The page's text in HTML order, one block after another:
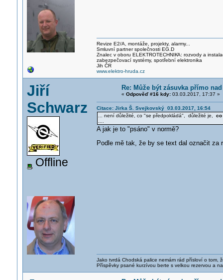
Revize E2/A, montáže, projekty, alarmy...
Smluvní partner společnosti EG.D
Znalec v oboru ELEKTROTECHNIKA: rozvody a
zabezpečovací systémy, spotřební elektronika
Jih ČR
www.elektro-hruda.cz
Jiří
Schwarz
Offline
Re: Může být zásuvka přímo
« Odpověď #16 kdy:03.03.2017, 17:37 »
Citace: Jirka Š. Svejkovský 03.03.2017, 16:54
... není důležité, co "se předpokládá", důležité je, co
A jak je to "psáno" v normě?
Podle mě tak, že by se text dal označit
Jako tvrdá Chodská palice nemám rád přísloví o tom,
Příspěvky psané kurzívou berte s velkou rezervou a